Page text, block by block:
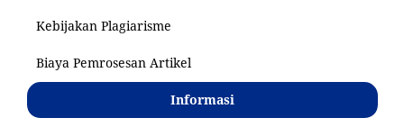
Kebijakan Plagiarisme
Biaya Pemrosesan Artikel
Informasi